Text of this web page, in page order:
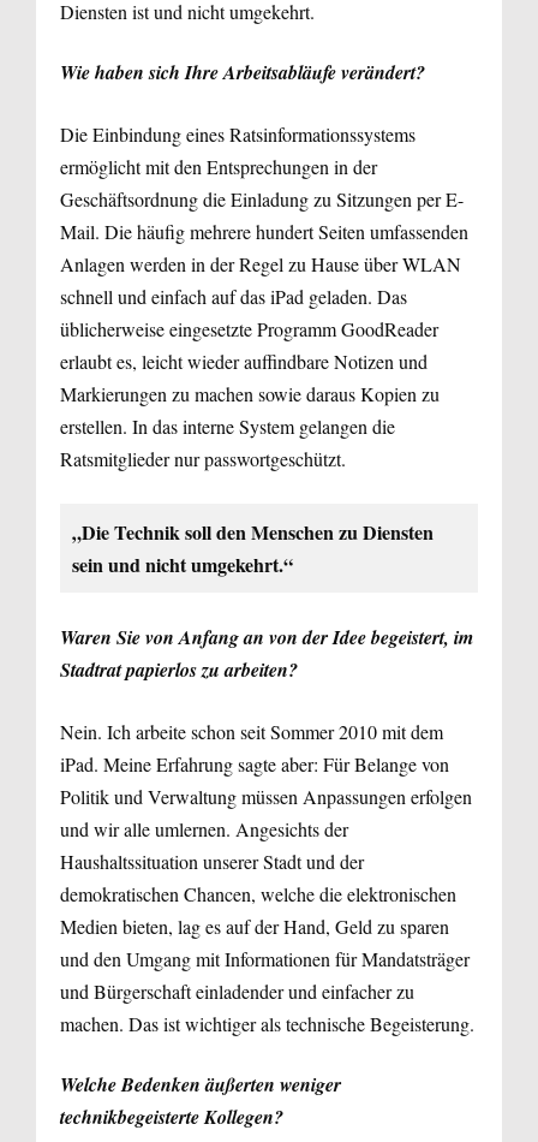
Diensten ist und nicht umgekehrt.
Wie haben sich Ihre Arbeitsabläufe verändert?
Die Einbindung eines Ratsinformationssystems
ermöglicht mit den Entsprechungen in der
Geschäftsordnung die Einladung zu Sitzungen per E-
Mail. Die häufig mehrere hundert Seiten umfassenden
Anlagen werden in der Regel zu Hause über WLAN
schnell und einfach auf das iPad geladen. Das
üblicherweise eingesetzte Programm GoodReader
erlaubt es, leicht wieder auffindbare Notizen und
Markierungen zu machen sowie daraus Kopien zu
erstellen. In das interne System gelangen die
Ratsmitglieder nur passwortgeschützt.
„Die Technik soll den Menschen zu Diensten
sein und nicht umgekehrt.“
Waren Sie von Anfang an von der Idee begeistert, im
Stadtrat papierlos zu arbeiten?
Nein. Ich arbeite schon seit Sommer 2010 mit dem
iPad. Meine Erfahrung sagte aber: Für Belange von
Politik und Verwaltung müssen Anpassungen erfolgen
und wir alle umlernen. Angesichts der
Haushaltssituation unserer Stadt und der
demokratischen Chancen, welche die elektronischen
Medien bieten, lag es auf der Hand, Geld zu sparen
und den Umgang mit Informationen für Mandatsträger
und Bürgerschaft einladender und einfacher zu
machen. Das ist wichtiger als technische Begeisterung.
Welche Bedenken äußerten weniger
technikbegeisterte Kollegen?